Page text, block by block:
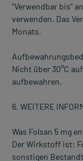
"Verwendbar bis"
verwenden. Das
Monats.
Nicht über 30°C
aufbewahren.
6. WEITERE
Was Folsan 5 mg
Der Wirkstoff ist:
sonstigen